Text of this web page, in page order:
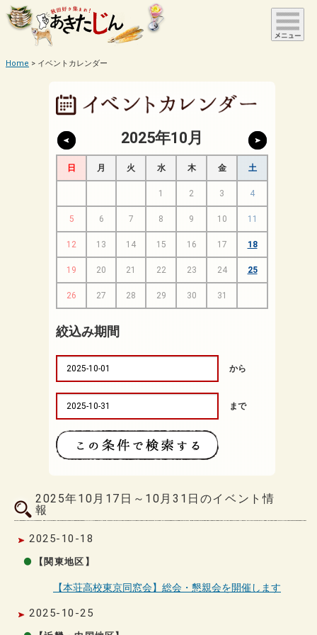
Home イベントカレンダー
2025年10月
日 月 火 水 木 金 土
1 2 3 4
5 6 7 8 9 10 11
12 13 14 15 16 17 18
19 20 21 22 23 24 25
26 27 28 29 30 31
絞込み期間
から
まで
2025年10月17日～10月31日のイベント情
報
2025-10-18
【関東地区】
【本荘高校東京同窓会】総会・懇親会を開催します
2025-10-25